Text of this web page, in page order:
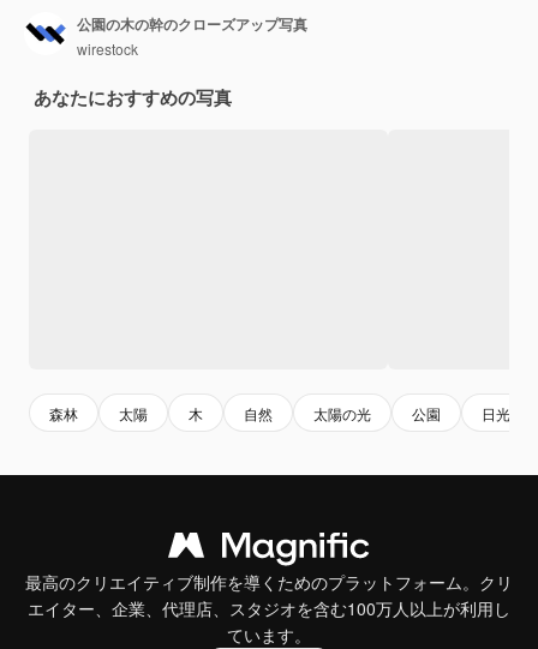
公園の木の幹のクローズアップ写真
wirestock
あなたにおすすめの写真
森林 太陽 木 自然 太陽の光 公園 日光
最高のクリエイティブ制作を導くためのプラットフォーム。クリ
エイター、企業、代理店、スタジオを含む100万人以上が利用し
ています。